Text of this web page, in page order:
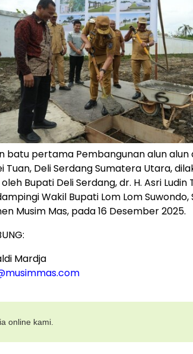
batu pertama Pembangunan alun alun
Tuan, Deli Serdang Sumatera Utara,
Bupati Deli Serdang, dr. H. Asri Ludin
Wakil Bupati Lom Lom Suwondo,
Musim Mas, pada 16 Desember 2025.
Mardja
online kami.